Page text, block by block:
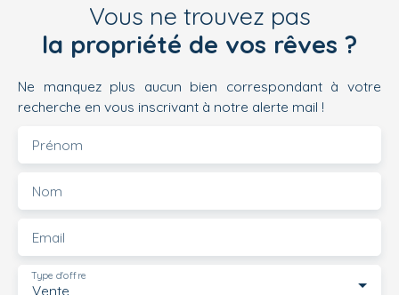
Vous ne trouvez pas
la propriété de vos rêves ?
Ne manquez plus aucun bien correspondant à votre
recherche en vous inscrivant à notre alerte mail !
Prénom
Nom
Email
Vente
Type d'offre